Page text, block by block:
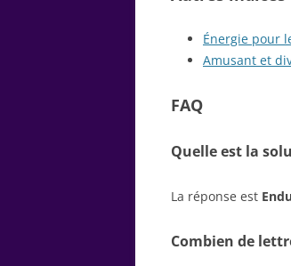
Énergie pour
Amusant et
FAQ
Quelle est la
La réponse est
Combien de